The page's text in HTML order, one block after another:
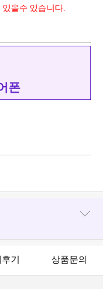
을수 있습니다.
폰
기 상품문의